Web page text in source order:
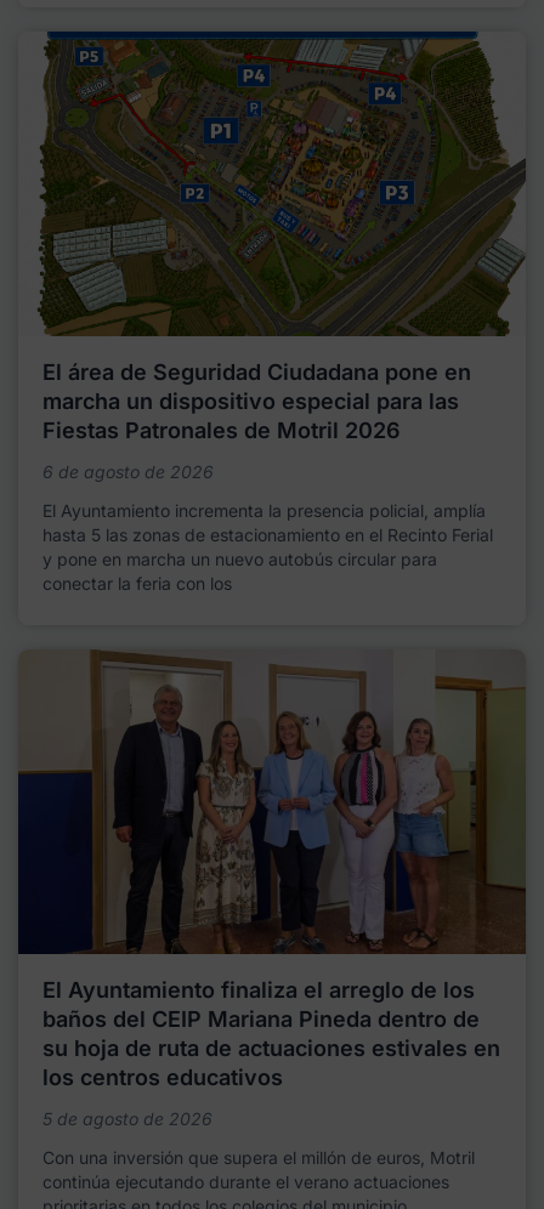
El área de Seguridad Ciudadana pone en
marcha un dispositivo especial para las
Fiestas Patronales de Motril 2026
6 de agosto de 2026
El Ayuntamiento incrementa la presencia policial, amplía
hasta 5 las zonas de estacionamiento en el Recinto Ferial
y pone en marcha un nuevo autobús circular para
conectar la feria con los
El Ayuntamiento finaliza el arreglo de los
baños del CEIP Mariana Pineda dentro de
su hoja de ruta de actuaciones estivales en
los centros educativos
5 de agosto de 2026
Con una inversión que supera el millón de euros, Motril
continúa ejecutando durante el verano actuaciones